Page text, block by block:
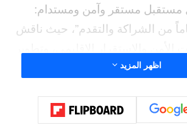
مستقبل مستقر وآمن ومستدام:
في 30 عاماً من الشراكة والتقدم”، حيث ناقش
ودعم التكامل الاقتصادي بين
فيدان أهمية عملية التعاون في جنوب
اظهر المزيد